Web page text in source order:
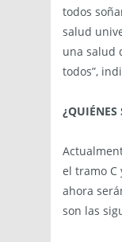
todos
salud
una salud
todos”,
¿QUIÉNES
el tramo C
ahora
son las